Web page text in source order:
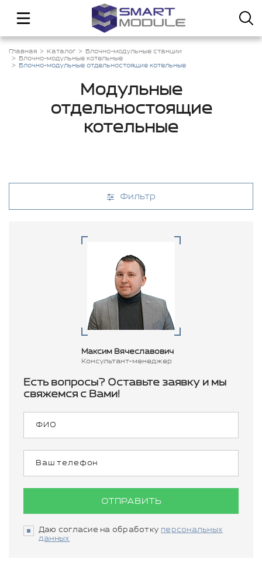
Главная Каталог
Блочно-модульные станции
Блочно-модульные котельные
Блочно-модульные отдельностоящие котельные
Модульные
отдельностоящие
котельные
Фильтр
Максим Вячеславович
Консультант-менеджер
Есть вопросы? Оставьте заявку и мы
свяжемся с Вами!
ОТПРАВИТЬ
Даю согласие на обработку персональных
данных